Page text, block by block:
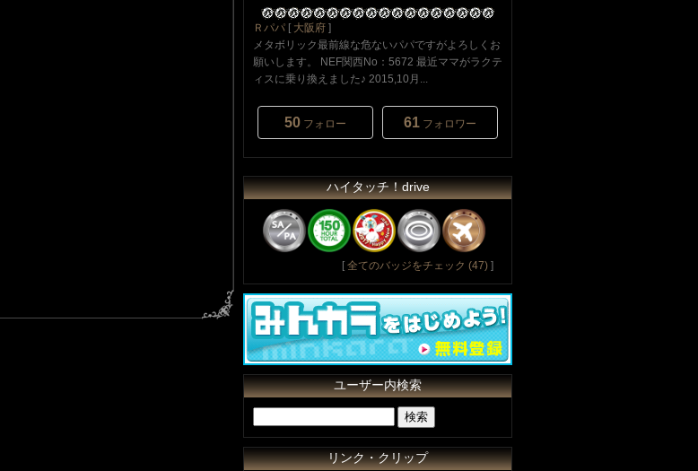
Ｒパパ [ 大阪府 ]
メタボリック最前線な危ないパパですがよろしくお
願いします。 NEF関西No：5672 最近ママがラクテ
ィスに乗り換えました♪ 2015,10月...
50 フォロー 61 フォロワー
ハイタッチ！drive
[ 全てのバッジをチェック (47) ]
ユーザー内検索
リンク・クリップ